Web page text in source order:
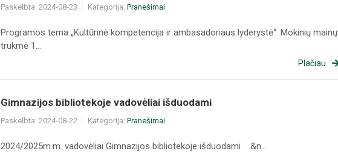
Paskelbta: 2024-08-23 Kategorija: Pranešimai
Programos tema „Kultūrinė kompetencija ir ambasadoriaus lyderystė“. Mokinių mainų
trukmė 1...
Plačiau
Gimnazijos bibliotekoje vadovėliai išduodami
Paskelbta: 2024-08-22 Kategorija: Pranešimai
2024/2025m.m. vadovėliai Gimnazijos bibliotekoje išduodami &n...